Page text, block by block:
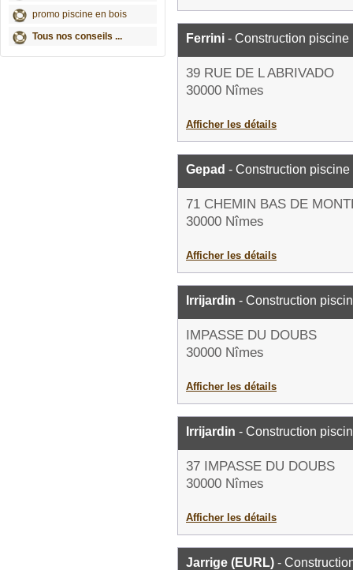
promo piscine en bois
Tous nos conseils ...
Ferrini - Construction piscine
39 RUE DE L ABRIVADO
30000 Nîmes
Afficher les détails
Gepad - Construction piscine
71 CHEMIN BAS DE
30000 Nîmes
Afficher les détails
Irrijardin - Construction
IMPASSE DU DOUBS
30000 Nîmes
Afficher les détails
Irrijardin - Construction
37 IMPASSE DU DOUBS
30000 Nîmes
Afficher les détails
Jarrige (EURL) -